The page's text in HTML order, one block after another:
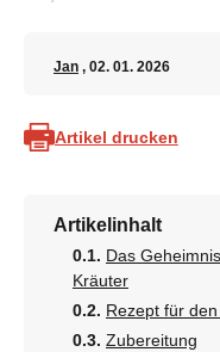
Jan , 02. 01. 2026
Artikel drucken
Artikelinhalt
Das
Kräuter
Rezept für
Zubereitung